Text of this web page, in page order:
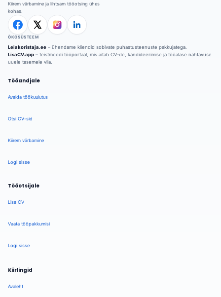
Kiirem värbamine ja lihtsam tööotsing ühes
kohas.
ÖKOSÜSTEEM
Leiakoristaja.ee – ühendame kliendid sobivate puhastusteenuste pakkujatega.
LisaCV.app – teistmoodi tööportaal, mis aitab CV-de, kandideerimise ja tööalase nähtavuse
uuele tasemele viia.
Tööandjale
Avalda töökuulutus
Otsi CV-sid
Kiirem värbamine
Logi sisse
Tööotsijale
Lisa CV
Vaata tööpakkumisi
Logi sisse
Kiirlingid
Avaleht